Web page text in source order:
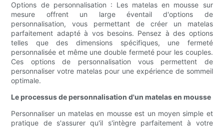
Options de personnalisation : Les matelas en mousse sur
mesure offrent un large éventail d'options de
personnalisation, vous permettant de créer un matelas
parfaitement adapté à vos besoins. Pensez à des options
telles que des dimensions spécifiques, une fermeté
personnalisée et même une double fermeté pour les couples.
Ces options de personnalisation vous permettent de
personnaliser votre matelas pour une expérience de sommeil
optimale.
Le processus de personnalisation d'un matelas en mousse
Personnaliser un matelas en mousse est un moyen simple et
pratique de s'assurer qu'il s'intègre parfaitement à votre